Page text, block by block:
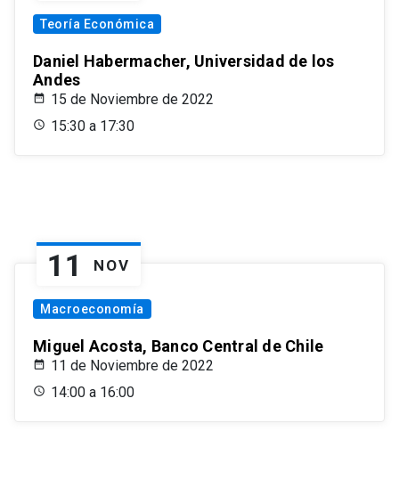
Teoría Económica
Daniel Habermacher, Universidad de los
Andes
15 de Noviembre de 2022
15:30 a 17:30
11 NOV
Macroeconomía
Miguel Acosta, Banco Central de Chile
11 de Noviembre de 2022
14:00 a 16:00